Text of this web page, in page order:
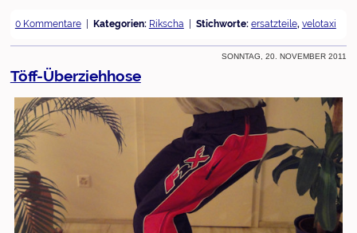
0 Kommentare Kategorien: Rikscha Stichworte: ersatzteile, velotaxi
Sonntag, 20. November 2011
Töff-Überziehhose